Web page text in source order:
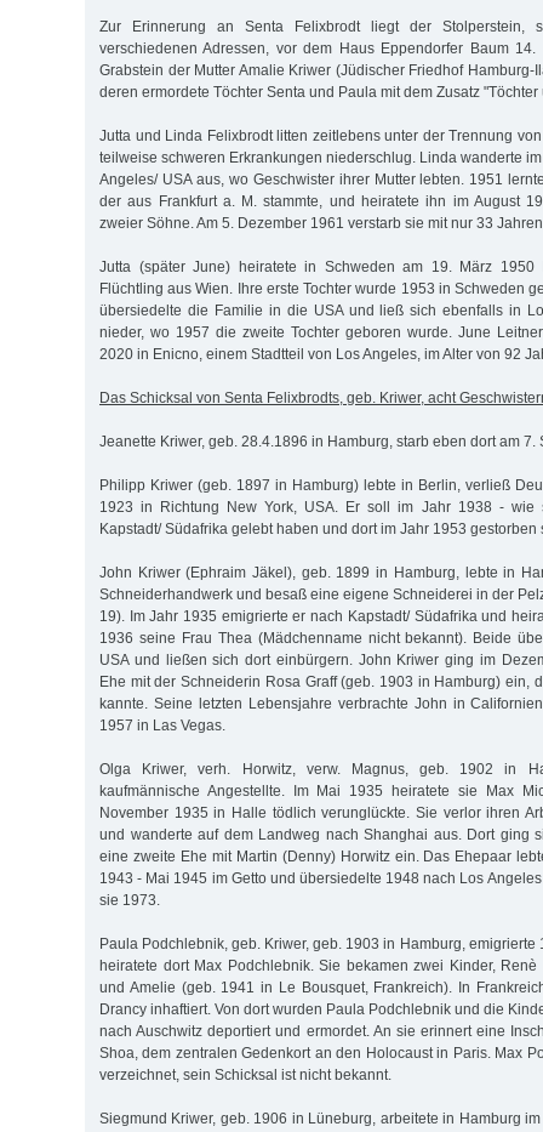
Zur Erinnerung an Senta Felixbrodt liegt der Stolperstein,
verschiedenen Adressen, vor dem Haus Eppendorfer Baum
Grabstein der Mutter Amalie Kriwer (Jüdischer Friedhof Hamburg-
deren ermordete Töchter Senta und Paula mit dem Zusatz "Töchter
Jutta und Linda Felixbrodt litten zeitlebens unter der Trennung
teilweise schweren Erkrankungen niederschlug. Linda wanderte
Angeles/ USA aus, wo Geschwister ihrer Mutter lebten. 1951
der aus Frankfurt a. M. stammte, und heiratete ihn im August
zweier Söhne. Am 5. Dezember 1961 verstarb sie mit nur 33
Jutta (später June) heiratete in Schweden am 19. März 1950
Flüchtling aus Wien. Ihre erste Tochter wurde 1953 in Schweden
übersiedelte die Familie in die USA und ließ sich ebenfalls in
nieder, wo 1957 die zweite Tochter geboren wurde. June
2020 in Enicno, einem Stadtteil von Los Angeles, im Alter von 92
Das Schicksal von Senta Felixbrodts, geb. Kriwer, acht
Jeanette Kriwer, geb. 28.4.1896 in Hamburg, starb eben dort am 7.
Philipp Kriwer (geb. 1897 in Hamburg) lebte in Berlin, verließ
1923 in Richtung New York, USA. Er soll im Jahr 1938 - wie
Kapstadt/ Südafrika gelebt haben und dort im Jahr 1953 gestorben
John Kriwer (Ephraim Jäkel), geb. 1899 in Hamburg, lebte in
Schneiderhandwerk und besaß eine eigene Schneiderei in der
19). Im Jahr 1935 emigrierte er nach Kapstadt/ Südafrika und
1936 seine Frau Thea (Mädchenname nicht bekannt). Beide
USA und ließen sich dort einbürgern. John Kriwer ging im
Ehe mit der Schneiderin Rosa Graff (geb. 1903 in Hamburg) ein,
kannte. Seine letzten Lebensjahre verbrachte John in
1957 in Las Vegas.
Olga Kriwer, verh. Horwitz, verw. Magnus, geb. 1902 in
kaufmännische Angestellte. Im Mai 1935 heiratete sie Max
November 1935 in Halle tödlich verunglückte. Sie verlor ihren
und wanderte auf dem Landweg nach Shanghai aus. Dort ging
eine zweite Ehe mit Martin (Denny) Horwitz ein. Das Ehepaar
1943 - Mai 1945 im Getto und übersiedelte 1948 nach Los
sie 1973.
Paula Podchlebnik, geb. Kriwer, geb. 1903 in Hamburg,
heiratete dort Max Podchlebnik. Sie bekamen zwei Kinder,
und Amelie (geb. 1941 in Le Bousquet, Frankreich). In
Drancy inhaftiert. Von dort wurden Paula Podchlebnik und die
nach Auschwitz deportiert und ermordet. An sie erinnert eine
Shoa, dem zentralen Gedenkort an den Holocaust in Paris. Max
verzeichnet, sein Schicksal ist nicht bekannt.
Siegmund Kriwer, geb. 1906 in Lüneburg, arbeitete in Hamburg